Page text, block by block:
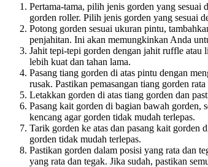
Pertama-tama, pilih jenis gorden yang
gorden roller. Pilih jenis gorden yang sesuai
Potong gorden sesuai ukuran pintu,
penjahitan. Ini akan memungkinkan Anda
Jahit tepi-tepi gorden dengan jahit ruffle atau
lebih kuat dan tahan lama.
Pasang tiang gorden di atas pintu dengan
rusak. Pastikan pemasangan tiang gorden
Letakkan gorden di atas tiang gorden dan
Pasang kait gorden di bagian bawah gorden,
kencang agar gorden tidak mudah terlepas.
Tarik gorden ke atas dan pasang kait gorden
gorden tidak mudah terlepas.
Pastikan gorden dalam posisi yang rata dan
yang rata dan tegak. Jika sudah, pastikan